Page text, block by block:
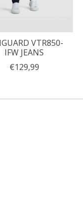
VTR850-
IFW JEANS
€129,99